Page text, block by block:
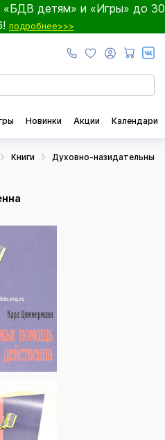
«БДВ детям» и «Игры» до 30
подробнее>>>
Новинки Акции Календари
Книги Духовно-назидательные